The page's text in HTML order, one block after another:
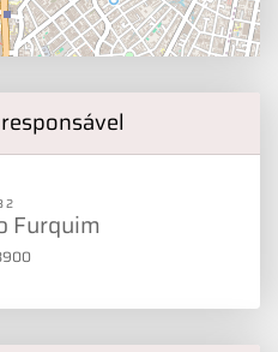
Furquim